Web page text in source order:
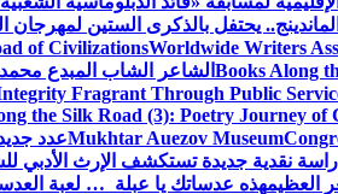
يحتفل بالذكرى الستين لمهرجان
of CivilizationsWorldwide Writers
Books Along الشاعر الشاب المبدع محمد
Fragrant Through Public
the Silk Road (3): Poetry Journey of
Mukhtar Auezov Museumعدد
نقدية جديدة تستكشف الإرث الأدبي
العظيمهذه عدساتك يا عبلة … لعبة